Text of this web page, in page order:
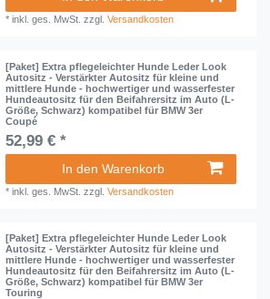
*inkl. ges. MwSt. zzgl.Versandkosten
[Paket] Extra pflegeleichter Hunde Leder Look
Autositz - Verstärkter Autositz für kleine und
mittlere Hunde - hochwertiger und wasserfester
Hundeautositz für den Beifahrersitz im Auto (L-
Größe, Schwarz) kompatibel für BMW 3er
Coupé
52,99 € *
In den Warenkorb
*inkl. ges. MwSt. zzgl.Versandkosten
[Paket] Extra pflegeleichter Hunde Leder Look
Autositz - Verstärkter Autositz für kleine und
mittlere Hunde - hochwertiger und wasserfester
Hundeautositz für den Beifahrersitz im Auto (L-
Größe, Schwarz) kompatibel für BMW 3er
Touring